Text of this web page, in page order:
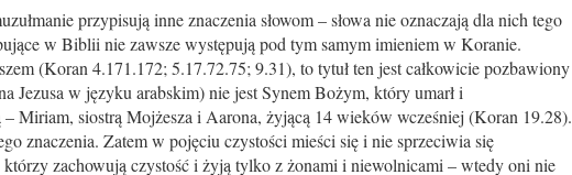
przypisują inne znaczenia słowom – słowa nie oznaczają dla nich tego
w Biblii nie zawsze występują pod tym samym imieniem w Koranie.
(Koran 4.171.172; 5.17.72.75; 9.31), to tytuł ten jest całkowicie pozbawiony
Jezusa w języku arabskim) nie jest Synem Bożym, który umarł i
Miriam, siostrą Mojżesza i Aarona, żyjącą 14 wieków wcześniej (Koran 19.28).
znaczenia. Zatem w pojęciu czystości mieści się i nie sprzeciwia się
zachowują czystość i żyją tylko z żonami i niewolnicami – wtedy oni nie